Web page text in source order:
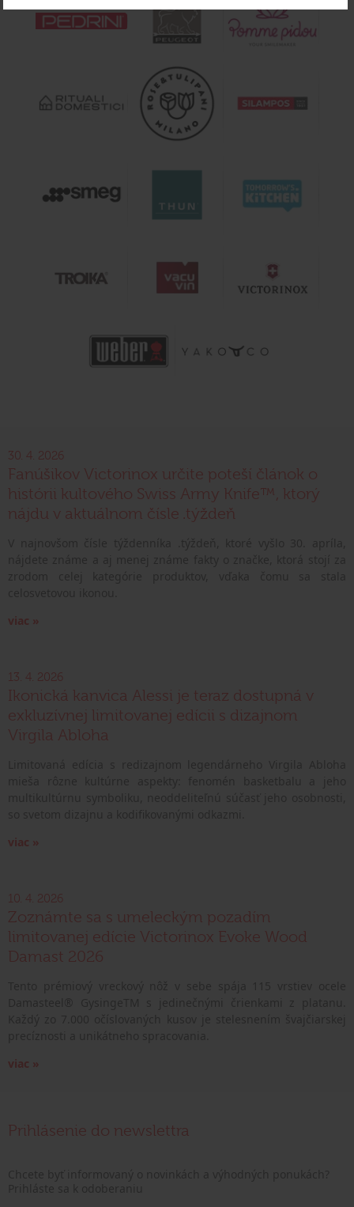
30. 4. 2026
Fanúšikov Victorinox určite poteší článok o
histórii kultového Swiss Army Knife™, ktorý
nájdu v aktuálnom čísle .týždeň
viac »
13. 4. 2026
Ikonická kanvica Alessi je teraz dostupná v
exkluzívnej limitovanej edícii s dizajnom
Virgila Abloha
viac »
10. 4. 2026
Zoznámte sa s umeleckým pozadím
limitovanej edície Victorinox Evoke Wood
Damast 2026
viac »
Prihlásenie do newslettra